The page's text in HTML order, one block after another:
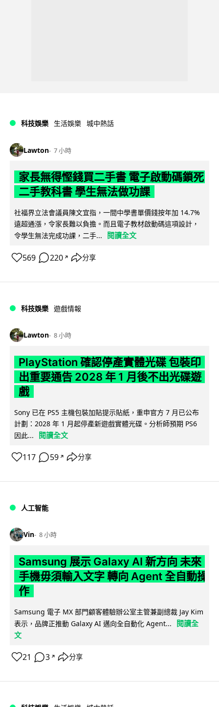
科技娛樂 生活娛樂 城中熱話
Lawton 7 小時
家長無得慳錢買二手書 電子啟動碼鎖死
二手教科書 學生無法做功課
社福界立法會議員陳文宜指，一間中學書單價錢按年加 14.7%
遠超通漲，令家長難以負擔。而且電子教材啟動碼這項設計，
令學生無法完成功課，二手...
閱讀全文
569 220 ↗ 分享
科技娛樂 遊戲情報
Lawton 8 小時
PlayStation 確認停產實體光碟 包裝印
出重要通告 2028 年 1 月後不出光碟遊
戲
Sony 已在 PS5 主機包裝加貼提示貼紙，重申官方 7 月已公布
計劃：2028 年 1 月起停產新遊戲實體光碟。分析師預期 PS6
因此...
閱讀全文
117 59 ↗ 分享
人工智能
Vin 8 小時
Samsung 展示 Galaxy AI 新方向 未來
手機毋須輸入文字 轉向 Agent 全自動操
作
Samsung 電子 MX 部門顧客體驗辦公室主管兼副總裁 Jay Kim
表示，品牌正推動 Galaxy AI 邁向全自動化 Agent...
閱讀全
文
21 3 ↗ 分享